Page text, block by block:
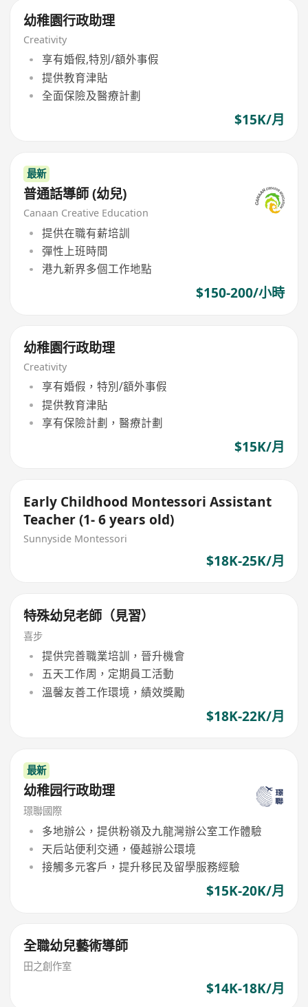
幼稚園行政助理
Creativity
享有婚假,特別/額外事假
提供教育津貼
全面保險及醫療計劃
$15K/月
最新
普通話導師 (幼兒)
Canaan Creative Education
提供在職有薪培訓
彈性上班時間
港九新界多個工作地點
$150-200/小時
幼稚園行政助理
Creativity
享有婚假，特別/額外事假
提供教育津貼
享有保險計劃，醫療計劃
$15K/月
Early Childhood Montessori Assistant
Teacher (1- 6 years old)
Sunnyside Montessori
$18K-25K/月
特殊幼兒老師（見習）
喜步
提供完善職業培訓，晉升機會
五天工作周，定期員工活動
溫馨友善工作環境，績效獎勵
$18K-22K/月
最新
幼稚园行政助理
璟聯國際
多地辦公，提供粉嶺及九龍灣辦公室工作體驗
天后站便利交通，優越辦公環境
接觸多元客戶，提升移民及留學服務經驗
$15K-20K/月
全職幼兒藝術導師
田之創作室
$14K-18K/月